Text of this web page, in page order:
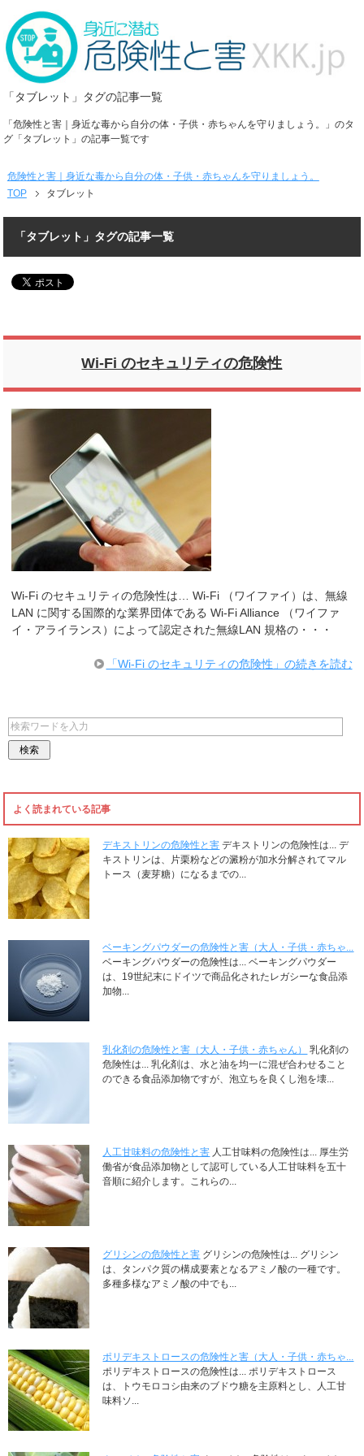
「タブレット」タグの記事一覧
「危険性と害｜身近な毒から自分の体・子供・赤ちゃんを守りましょう。」のタ
グ「タブレット」の記事一覧です
危険性と害｜身近な毒から自分の体・子供・赤ちゃんを守りましょう。
TOP
タブレット
「タブレット」タグの記事一覧
Wi-Fi のセキュリティの危険性
Wi-Fi のセキュリティの危険性は… Wi-Fi （ワイファイ）は、無線
LAN に関する国際的な業界団体である Wi-Fi Alliance （ワイファ
イ・アライランス）によって認定された無線LAN 規格の・・・
「Wi-Fi のセキュリティの危険性」の続きを読む
よく読まれている記事
デキストリンの危険性と害 デキストリンの危険性は... デ
キストリンは、片栗粉などの澱粉が加水分解されてマル
トース（麦芽糖）になるまでの...
ベーキングパウダーの危険性と害（大人・子供・赤ちゃ...
ベーキングパウダーの危険性は... ベーキングパウダー
は、19世紀末にドイツで商品化されたレガシーな食品添
加物...
乳化剤の危険性と害（大人・子供・赤ちゃん）
乳化剤の
危険性は... 乳化剤は、水と油を均一に混ぜ合わせること
のできる食品添加物ですが、泡立ちを良くし泡を壊...
人工甘味料の危険性と害 人工甘味料の危険性は... 厚生労
働省が食品添加物として認可している人工甘味料を五十
音順に紹介します。これらの...
グリシンの危険性と害 グリシンの危険性は... グリシン
は、タンパク質の構成要素となるアミノ酸の一種です。
多種多様なアミノ酸の中でも...
ポリデキストロースの危険性と害（大人・子供・赤ちゃ...
ポリデキストロースの危険性は... ポリデキストロース
は、トウモロコシ由来のブドウ糖を主原料とし、人工甘
味料ソ...